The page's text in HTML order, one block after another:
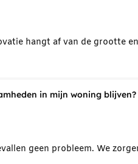
hangt af van de grootte
in mijn woning blijven?
geen probleem. We